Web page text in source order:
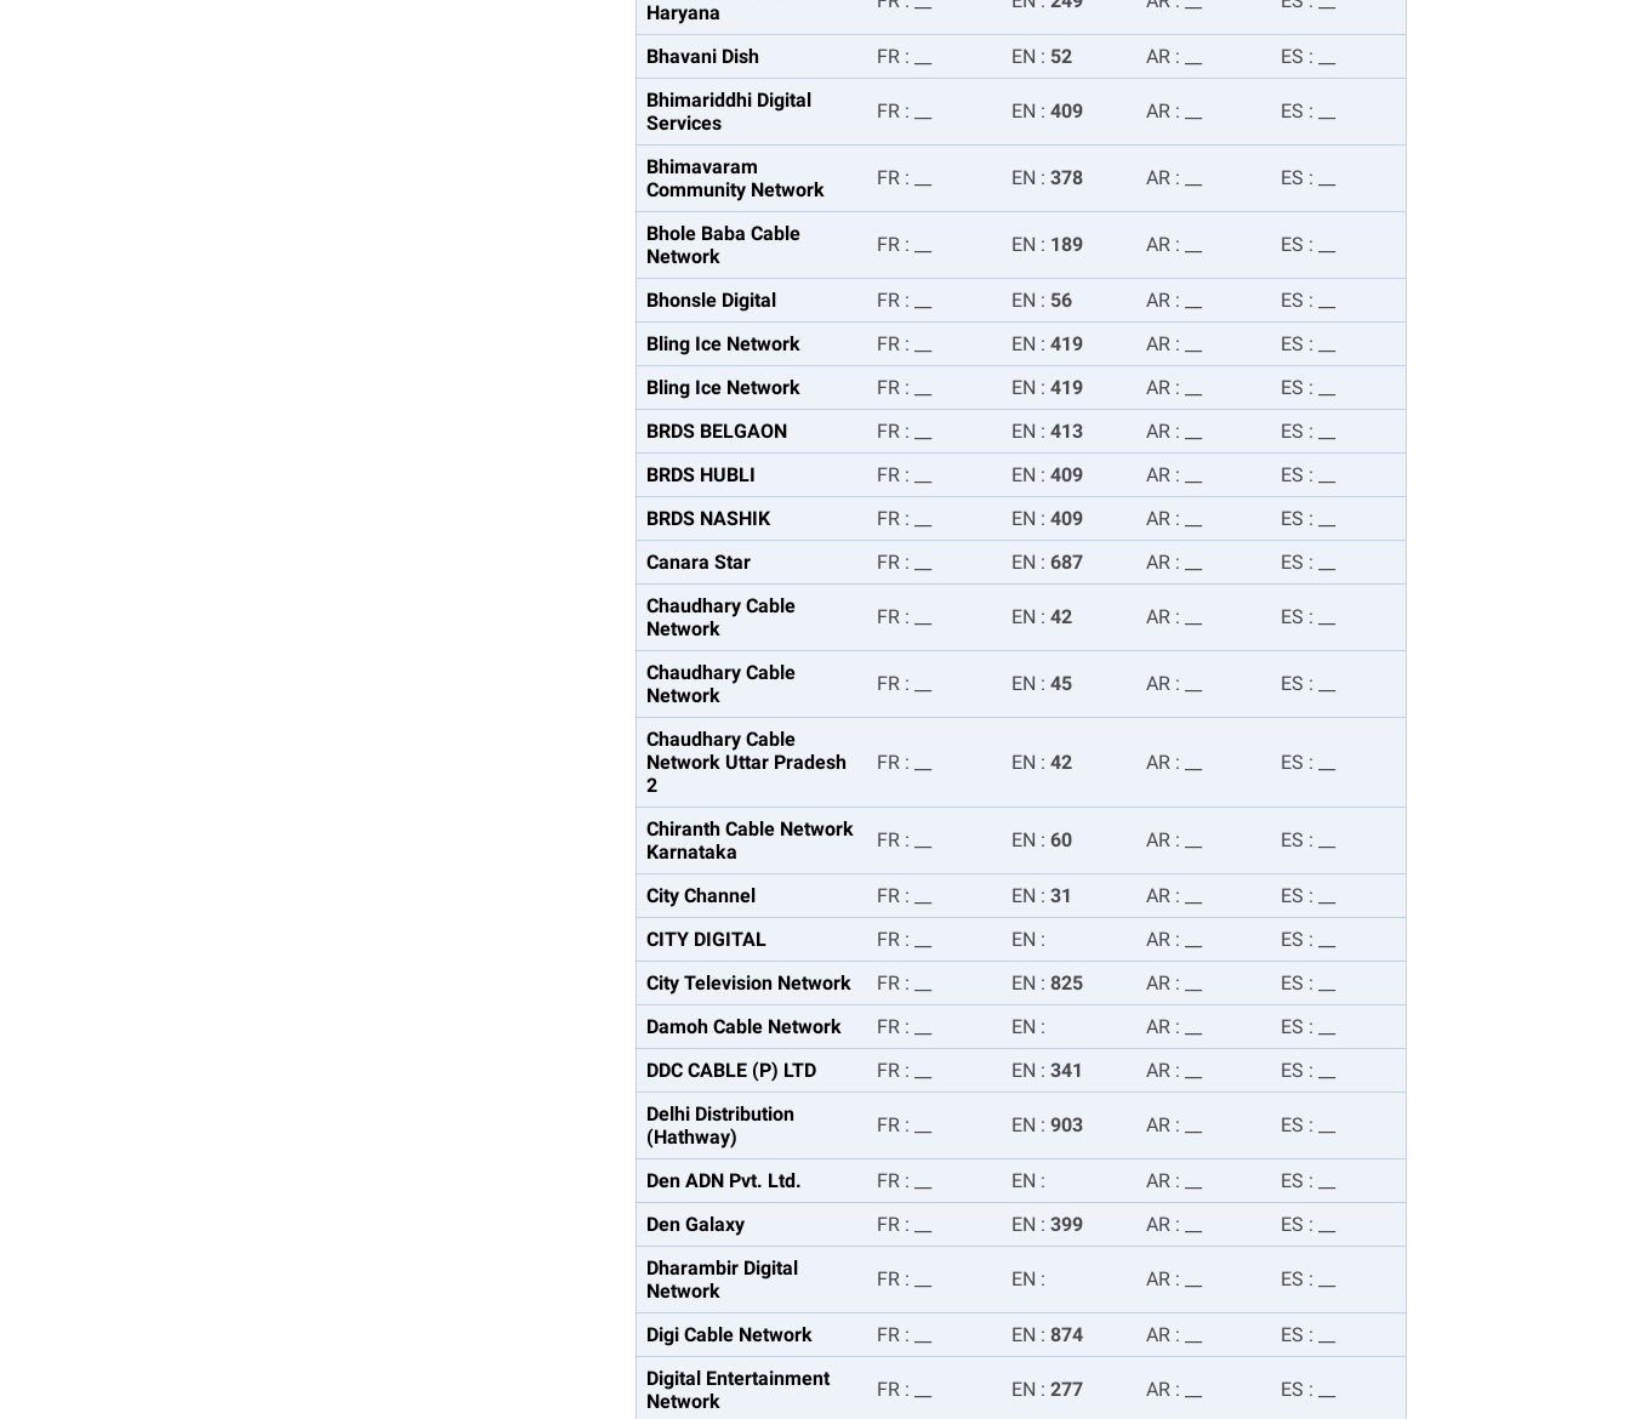
Haryana
Bhavani Dish FR : EN : 52 AR : ES :
Bhimariddhi Digital
Services
FR : EN : 409 AR : ES :
Bhimavaram
Community Network
FR : EN : 378 AR : ES :
Bhole Baba Cable
Network
FR : EN : 189 AR : ES :
Bhonsle Digital FR : EN : 56 AR : ES :
Bling Ice Network
FR : EN : 419 AR : ES :
Bling Ice Network
FR : EN : 419 AR : ES :
BRDS BELGAON
FR : EN : 413 AR : ES :
BRDS HUBLI
FR : EN : 409 AR : ES :
BRDS NASHIK
FR : EN : 409 AR : ES :
Canara Star
FR : EN : 687 AR : ES :
Chaudhary Cable
Network
FR : EN : 42 AR : ES :
Chaudhary Cable
Network
FR : EN : 45 AR : ES :
Chaudhary Cable
Network Uttar Pradesh
2
FR : EN : 42 AR : ES :
Chiranth Cable Network
Karnataka
FR : EN : 60 AR : ES :
City Channel FR : EN : 31 AR : ES :
CITY DIGITAL
FR : EN : AR : ES :
City Television Network
FR : EN : 825 AR : ES :
Damoh Cable Network
FR : EN : AR : ES :
DDC CABLE (P) LTD
FR : EN : 341 AR : ES :
Delhi Distribution
(Hathway)
FR : EN : 903 AR : ES :
Den ADN Pvt. Ltd. FR : EN : AR : ES :
Den Galaxy
FR : EN : 399 AR : ES :
Dharambir Digital
Network
FR : EN : AR : ES :
Digi Cable Network FR : EN : 874 AR : ES :
Digital Entertainment
Network
FR : EN : 277 AR : ES :